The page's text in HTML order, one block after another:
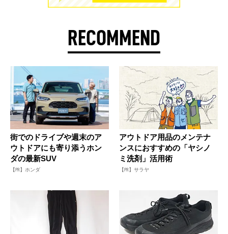
RECOMMEND
街でのドライブや週末のア
ウトドアにも寄り添うホン
ダの最新SUV
【PR】ホンダ
アウトドア用品のメンテナ
ンスにおすすめの「ヤシノ
ミ洗剤」活用術
【PR】サラヤ